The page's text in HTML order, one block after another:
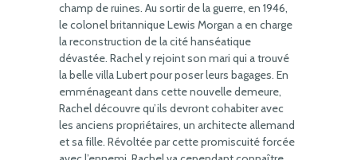
champ de ruines. Au sortir de la guerre, en 1946,
le colonel britannique Lewis Morgan a en charge
la reconstruction de la cité hanséatique
dévastée. Rachel y rejoint son mari qui a trouvé
la belle villa Lubert pour poser leurs bagages. En
emménageant dans cette nouvelle demeure,
Rachel découvre qu’ils devront cohabiter avec
les anciens propriétaires, un architecte allemand
et sa fille. Révoltée par cette promiscuité forcée